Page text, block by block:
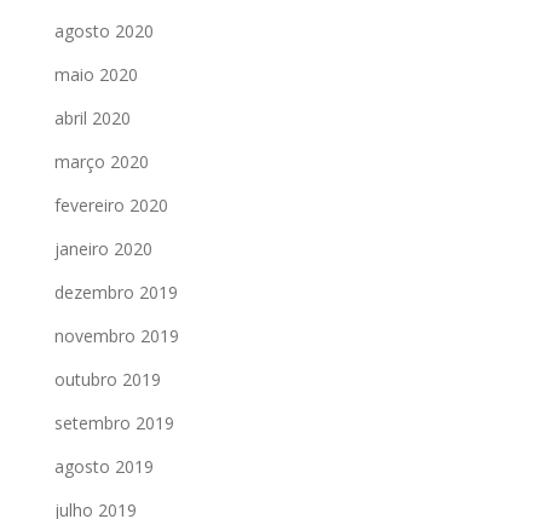
agosto 2020
maio 2020
abril 2020
março 2020
fevereiro 2020
janeiro 2020
dezembro 2019
novembro 2019
outubro 2019
setembro 2019
agosto 2019
julho 2019